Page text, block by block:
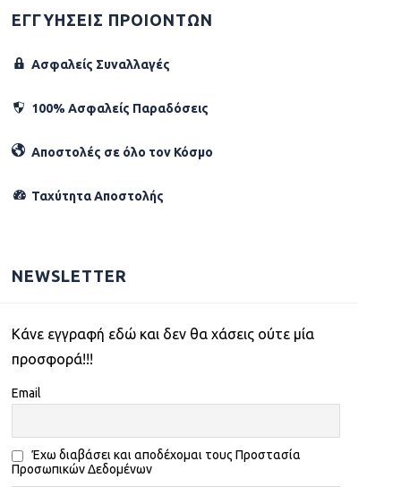
ΕΓΓΥΗΣΕΙΣ ΠΡΟΙΟΝΤΩΝ
Ασφαλείς Συναλλαγές
100% Ασφαλείς Παραδόσεις
Αποστολές σε όλο τον Κόσµο
Ταχύτητα Αποστολής
NEWSLETTER
Kάνε εγγραφή εδώ και δεν θα χάσεις ούτε μία
προσφορά!!!
Email
Έχω διαβάσει και αποδέχομαι τους Προστασία
Προσωπικών Δεδομένων